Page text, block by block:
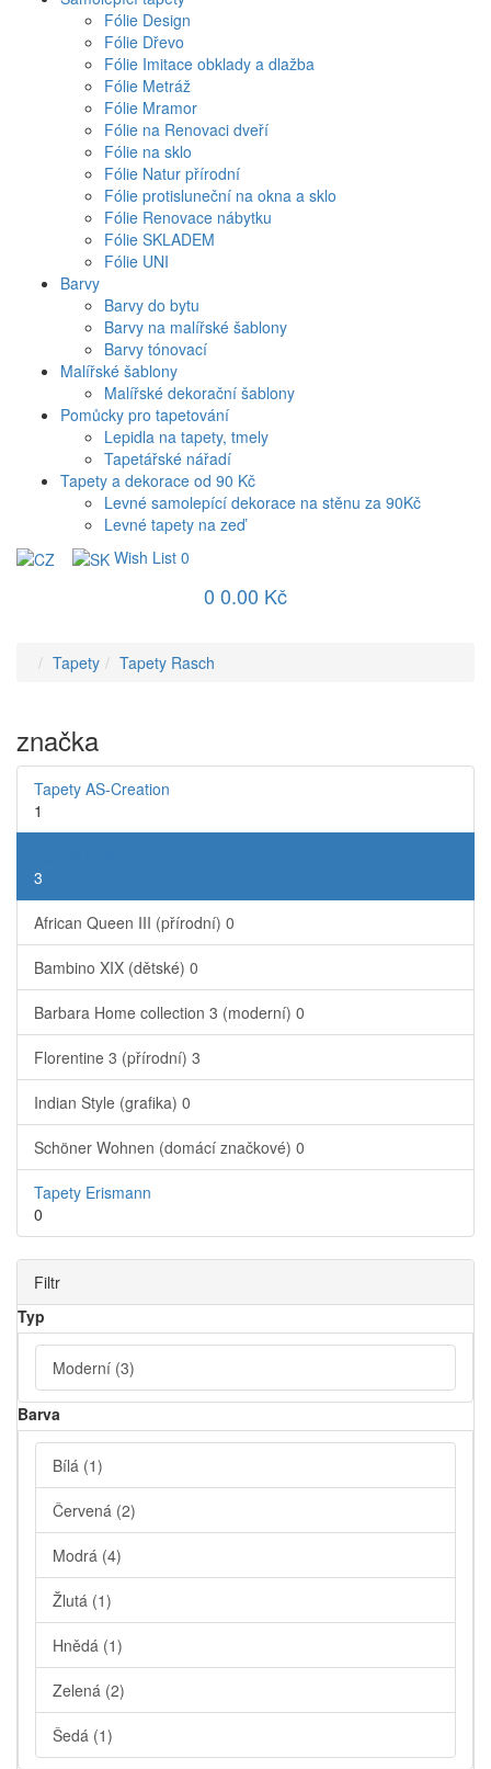
Fólie Design
Fólie Dřevo
Fólie Imitace obklady a dlažba
Fólie Metráž
Fólie Mramor
Fólie na Renovaci dveří
Fólie na sklo
Fólie Natur přírodní
Fólie protisluneční na okna a sklo
Fólie Renovace nábytku
Fólie SKLADEM
Fólie UNI
Barvy
Barvy do bytu
Barvy na malířské šablony
Barvy tónovací
Malířské šablony
Malířské dekorační šablony
Pomůcky pro tapetování
Lepidla na tapety, tmely
Tapetářské nářadí
Tapety a dekorace od 90 Kč
Levné samolepící dekorace na stěnu za 90Kč
Levné tapety na zeď
Wish List 0
0 0.00 Kč
Tapety Tapety Rasch
značka
Tapety AS-Creation
1
3
African Queen III (přírodní) 0
Bambino XIX (dětské) 0
Barbara Home collection 3 (moderní) 0
Florentine 3 (přírodní) 3
Indian Style (grafika) 0
Schöner Wohnen (domácí značkové) 0
Tapety Erismann
0
Filtr
Typ
Moderní (3)
Barva
Bílá (1)
Červená (2)
Modrá (4)
Žlutá (1)
Hnědá (1)
Zelená (2)
Šedá (1)